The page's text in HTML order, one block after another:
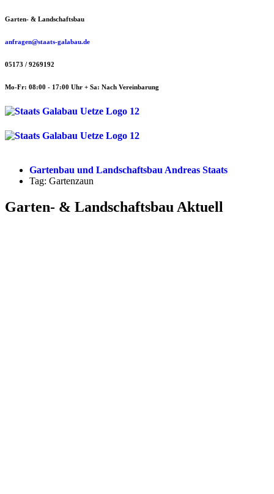
Zum
springen
Garten- & Landschaftsbau
anfragen@staats-galabau.de
05173 / 9269192
Mo-Fr: 08:00 - 17:00 Uhr + Sa: Nach Vereinbarung
Gartenbau und Landschaftsbau Andreas Staats
Tag: Gartenzaun
Garten- & Landschaftsbau Aktuell